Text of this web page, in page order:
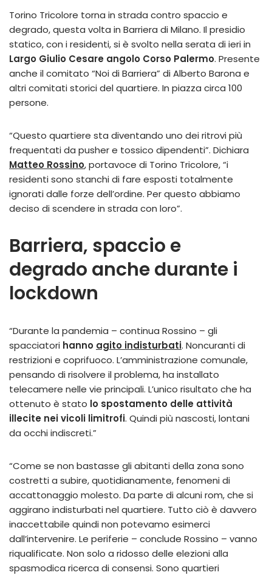
Torino Tricolore torna in strada contro spaccio e
degrado, questa volta in Barriera di Milano. Il presidio
statico, con i residenti, si è svolto nella serata di ieri in
Largo Giulio Cesare angolo Corso Palermo. Presente
anche il comitato “Noi di Barriera” di Alberto Barona e
altri comitati storici del quartiere. In piazza circa 100
persone.
“Questo quartiere sta diventando uno dei ritrovi più
frequentati da pusher e tossico dipendenti”. Dichiara
Matteo Rossino, portavoce di Torino Tricolore, “i
residenti sono stanchi di fare esposti totalmente
ignorati dalle forze dell’ordine. Per questo abbiamo
deciso di scendere in strada con loro”.
Barriera, spaccio e
degrado anche durante i
lockdown
“Durante la pandemia – continua Rossino – gli
spacciatori hanno agito indisturbati. Noncuranti di
restrizioni e coprifuoco. L’amministrazione comunale,
pensando di risolvere il problema, ha installato
telecamere nelle vie principali. L’unico risultato che ha
ottenuto è stato lo spostamento delle attività
illecite nei vicoli limitrofi. Quindi più nascosti, lontani
da occhi indiscreti.”
“Come se non bastasse gli abitanti della zona sono
costretti a subire, quotidianamente, fenomeni di
accattonaggio molesto. Da parte di alcuni rom, che si
aggirano indisturbati nel quartiere. Tutto ciò è davvero
inaccettabile quindi non potevamo esimerci
dall’intervenire. Le periferie – conclude Rossino – vanno
riqualificate. Non solo a ridosso delle elezioni alla
spasmodica ricerca di consensi. Sono quartieri